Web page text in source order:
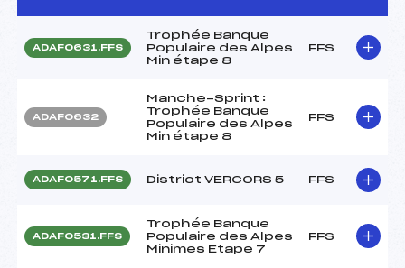
ADAF0631.FFS
Trophée Banque
Populaire des Alpes
Min étape 8
FFS
ADAF0632
Manche-Sprint :
Trophée Banque
Populaire des Alpes
Min étape 8
FFS
ADAF0571.FFS District VERCORS 5 FFS
ADAF0531.FFS
Trophée Banque
Populaire des Alpes
Minimes Etape 7
FFS